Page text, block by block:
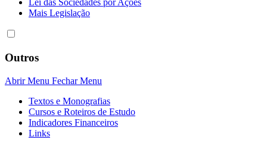
Lei das Sociedades por Açôes
Mais Legislação
Outros
Abrir Menu Fechar Menu
Textos e Monografias
Cursos e Roteiros de Estudo
Indicadores Financeiros
Links